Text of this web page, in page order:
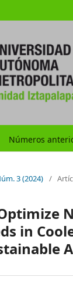
Números
3 (2024) /
in